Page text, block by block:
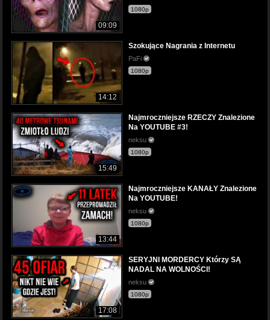
09:09
1080p
14:12
Szokujące Nagrania z Internetu
PaFi
1080p
15:49
Najmroczniejsze RZECZY Znalezione
Na YOUTUBE #3!
neksu
1080p
13:44
Najmroczniejsze KANAŁY Znalezione
Na YOUTUBE!
neksu
1080p
17:08
SERYJNI MORDERCY Którzy SĄ
NADAL NA WOLNOŚCI!
neksu
1080p